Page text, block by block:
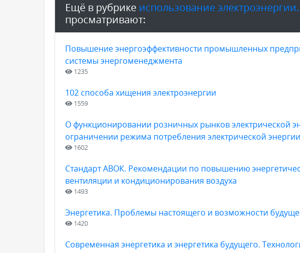
Ещё в рубрике использование
просматривают:
Повышение энергоэффективности промышленных
системы энергоменеджмента
1235
102 способа хищения электроэнергии
1559
О функционировании розничных рынков электрической
ограничении режима потребления электрической энергии
1602
Стандарт АВОК. Рекомендации по повышению
вентиляции и кондиционирования воздуха
1493
Энергетика. Проблемы настоящего и возможности
1420
Современная энергетика и энергетика будущего.